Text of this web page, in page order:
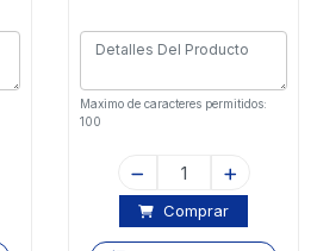
Maximo de caracteres permitidos:
100
Comprar